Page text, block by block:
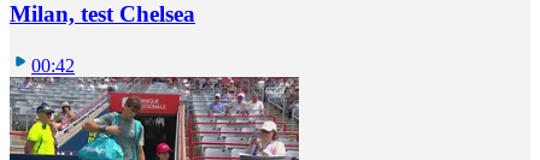
Milan, test Chelsea
00:42